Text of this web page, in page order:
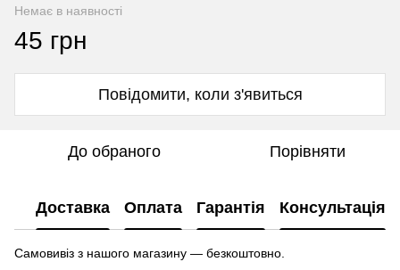
Немає в наявності
45 грн
Повідомити, коли з'явиться
До обраного Порівняти
Доставка Оплата Гарантія Консультація
Самовивіз з нашого магазину — безкоштовно.